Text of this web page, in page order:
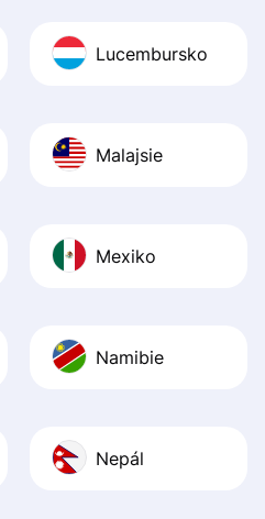
Lucembursko
Malajsie
Mexiko
Namibie
Nepál